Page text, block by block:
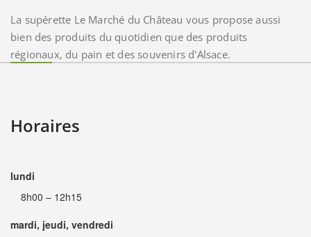
La supérette Le Marché du Château vous propose aussi
bien des produits du quotidien que des produits
régionaux, du pain et des souvenirs d'Alsace.
Horaires
lundi
8h00 – 12h15
mardi, jeudi, vendredi